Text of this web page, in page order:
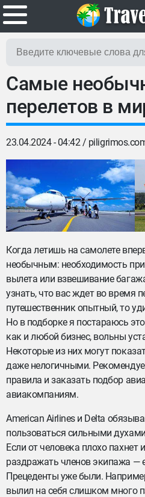
Самые
перелетов в
23.04.2024 - 04:42 /
Когда летишь на самолете
необычным: необходимость
вылета или взвешивание
узнать, что вас ждет во время
путешественник опытный, то
Но в подборке я постараюсь
как и любой бизнес, вольны
Некоторые из них могут
даже нелогичными.
правила и заказать подбор
авиакомпаниям.
American Airlines и Delta
пользоваться сильными
Если от человека плохо пахнет
раздражать членов экипажа —
Прецеденты уже были.
вылил на себя слишком много